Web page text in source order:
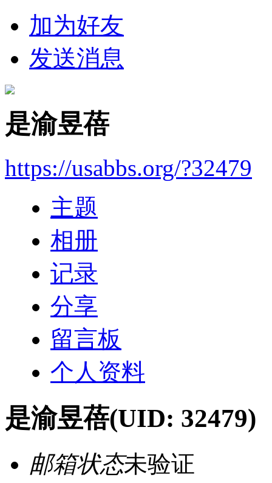
加为好友
发送消息
是渝昱蓓
https://usabbs.org/?32479
主题
相册
记录
分享
留言板
个人资料
是渝昱蓓(UID: 32479)
邮箱状态未验证